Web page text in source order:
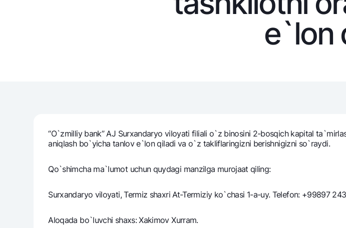
NBU’dan oltin quymalar
Kumush omonat
Valyutalar kursi
Foydali havolalar
Ko'p beriladigan savollarMatbuot markaziOfis va bankomatlar Shaxsiy ma'lumotlarni
e`lon
“O`zmilliy bank” AJ Surxandaryo viloyati filiali o`z binosini 2-bosqich kapital
aniqlash bo`yicha tanlov e`lon qiladi va o`z takliflaringizni berishnigizni so`raydi.
Qo`shimcha ma`lumot uchun quydagi manzilga murojaat qiling:
Surxandaryo viloyati, Termiz shaxri At-Termiziy ko`chasi 1-a-uy. Теlefon: +99897
Aloqada bo`luvchi shaxs: Xakimov Xurram.